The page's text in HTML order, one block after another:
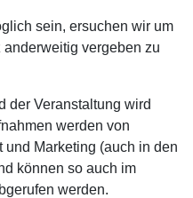
sein, ersuchen wir um
vergeben zu
der Veranstaltung wird
werden von
und Marketing (auch in den
können so auch im
werden.